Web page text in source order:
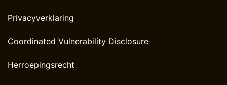
Privacyverklaring
Coordinated Vulnerability Disclosure
Herroepingsrecht